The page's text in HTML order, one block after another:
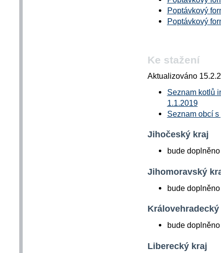
Poptávkový
Poptávkový
Ke stažení
Aktualizováno
Seznam kotlů
1.1.2019
Seznam obcí
Jihočeský kraj
bude
Jihomoravský
bude
Královehradecký
bude
Liberecký kraj